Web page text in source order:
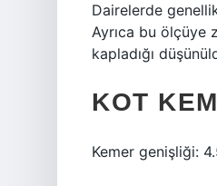
Dairelerde
Ayrıca bu ölçüye
kapladığı
KOT
Kemer genişliği: